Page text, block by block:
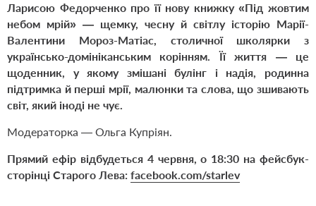
Ларисою Федорченко про її нову книжку«Під жовтим
небом мрій» — щемку, чесну й світлу історію Марії-
Валентини Мороз-Матіас, столичної школярки з
українсько-домініканським корінням. Її життя — це
щоденник, у якому змішані булінг і надія, родинна
підтримка й перші мрії, малюнки та слова, що зшивають
світ, який іноді не чує.
Модераторка — Ольга Купріян.
Прямий ефір відбудеться 4 червня, о 18:30 на фейсбук-
сторінці Старого Лева: facebook.com/starlev